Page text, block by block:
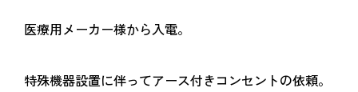
医療用メーカー様から入電。
特殊機器設置に伴ってアース付きコンセントの依頼。